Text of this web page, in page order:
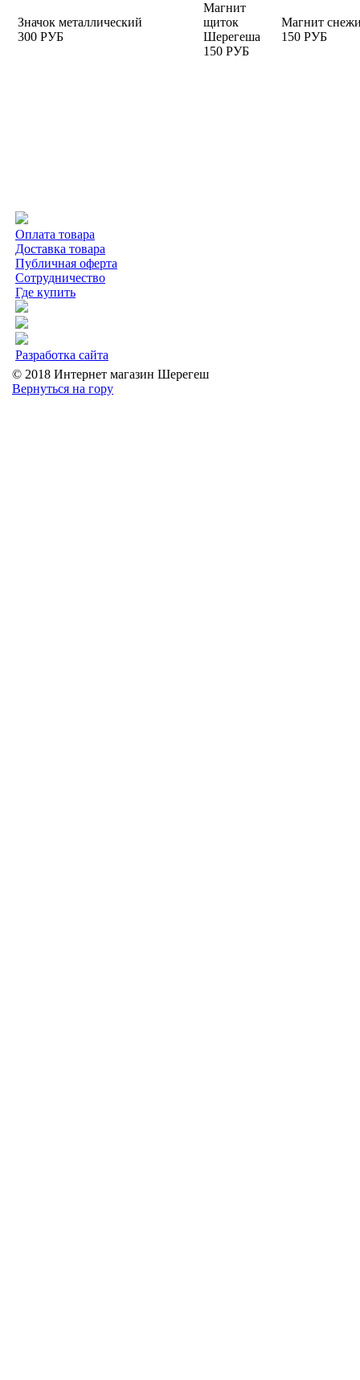
Значок металлический
300 РУБ
Магнит
щиток
Шерегеша
150 РУБ
Магнит
150 РУБ
Оплата товара
Доставка товара
Публичная оферта
Сотрудничество
Где купить
Разработка сайта
© 2018 Интернет магазин Шерегеш
Вернуться на гору